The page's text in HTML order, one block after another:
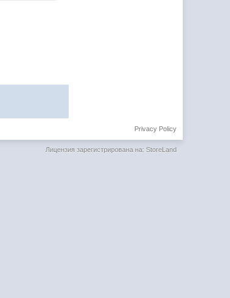
Privacy Policy
Лицензия зарегистрирована на: StoreLand